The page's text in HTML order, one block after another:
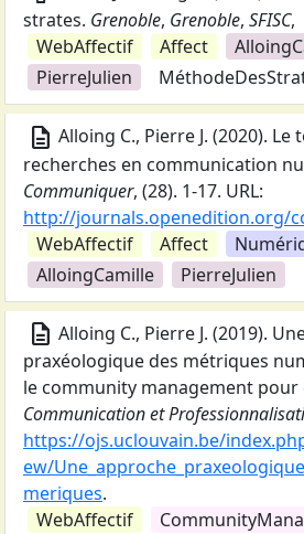
strates. Grenoble, Grenoble, SFISC,
WebAffectif
Affect
PierreJulien
description Alloing C., Pierre J. (2020). Le
recherches en communication
Communiquer, (28). 1-17. URL:
http://journals.openedition.org/
WebAffectif
Affect
AlloingCamille
PierreJulien
description Alloing C., Pierre J. (2019).
praxéologique des métriques
le community management pour
Communication et
https://ojs.uclouvain.be/
ew/
meriques.
WebAffectif